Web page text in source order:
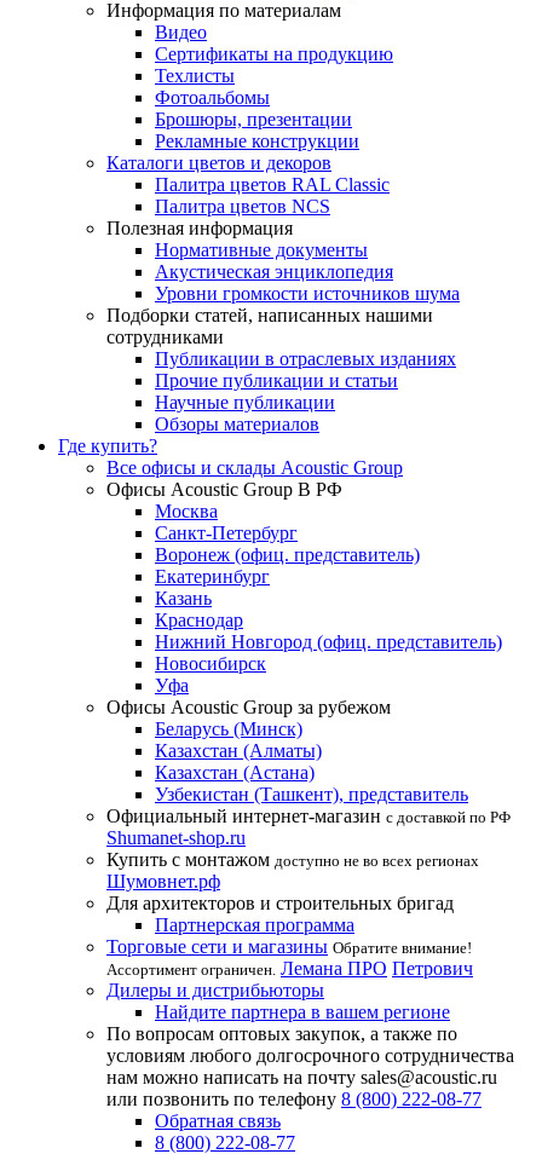
Информация по материалам
Видео
Сертификаты на продукцию
Техлисты
Фотоальбомы
Брошюры, презентации
Рекламные конструкции
Каталоги цветов и декоров
Палитра цветов RAL Сlassic
Палитра цветов NCS
Полезная информация
Нормативные документы
Акустическая энциклопедия
Уровни громкости источников шума
Подборки статей, написанных нашими
сотрудниками
Публикации в отраслевых изданиях
Прочие публикации и статьи
Научные публикации
Обзоры материалов
Где купить?
Все офисы и склады Acoustic Group
Офисы Acoustic Group В РФ
Москва
Санкт-Петербург
Воронеж (офиц. представитель)
Екатеринбург
Казань
Краснодар
Нижний Новгород (офиц. представитель)
Новосибирск
Уфа
Офисы Acoustic Group за рубежом
Беларусь (Минск)
Казахстан (Алматы)
Казахстан (Астана)
Узбекистан (Ташкент), представитель
Официальный интернет-магазин с доставкой по РФ
Shumanet-shop.ru
Купить с монтажом доступно не во всех регионах
Шумовнет.рф
Для архитекторов и строительных бригад
Партнерская программа
Торговые сети и магазины Обратите внимание!
Ассортимент ограничен. Лемана ПРО Петрович
Дилеры и дистрибьюторы
Найдите партнера в вашем регионе
По вопросам оптовых закупок, а также по
условиям любого долгосрочного сотрудничества
нам можно написать на почту sales@acoustic.ru
или позвонить по телефону 8 (800) 222-08-77
Обратная связь
8 (800) 222-08-77